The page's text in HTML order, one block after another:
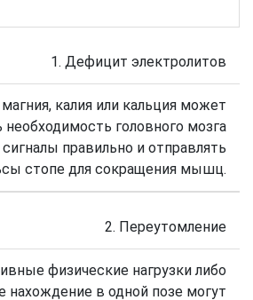
1. Дефицит электролитов
калия или кальция может
головного мозга
правильно и отправлять
стопе для сокращения мышц.
2. Переутомление
физические нагрузки либо
нахождение в одной позе могут